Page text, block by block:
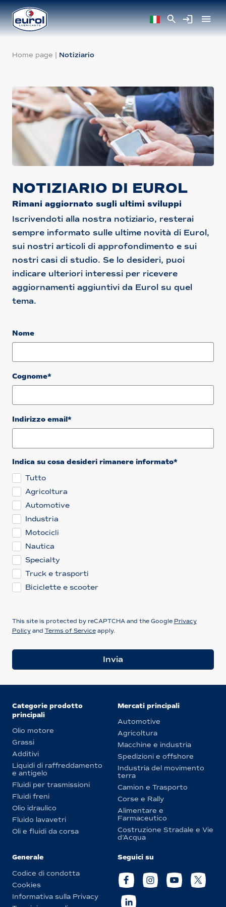
Home page | Notiziario
NOTIZIARIO DI EUROL
Rimani aggiornato sugli ultimi sviluppi
Iscrivendoti alla nostra notiziario, resterai
sempre informato sulle ultime novità di Eurol,
sui nostri articoli di approfondimento e sui
nostri casi di studio. Se lo desideri, puoi
indicare ulteriori interessi per ricevere
aggiornamenti aggiuntivi da Eurol su quel
tema.
Nome
Cognome*
Indirizzo email*
Indica su cosa desideri rimanere informato*
Tutto
Agricoltura
Automotive
Industria
Motocicli
Nautica
Specialty
Truck e trasporti
Biciclette e scooter
This site is protected by reCAPTCHA and the Google Privacy
Policyand Terms of Serviceapply.
Invia
Categorie prodotto
principali
Olio motore
Grassi
Additivi
Liquidi di raffreddamento
e antigelo
Fluidi per trasmissioni
Fluidi freni
Olio idraulico
Fluido lavavetri
Oli e fluidi da corsa
Mercati principali
Automotive
Agricoltura
Macchine e industria
Spedizioni e offshore
Industria del movimento
terra
Camion e Trasporto
Corse e Rally
Alimentare e
Farmaceutico
Costruzione Stradale e Vie
d’Acqua
Generale
Codice di condotta
Cookies
Informativa sulla Privacy
Seguici su